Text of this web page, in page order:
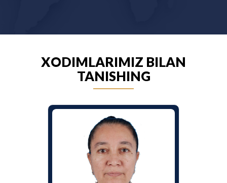
XODIMLARIMIZ BILAN
TANISHING